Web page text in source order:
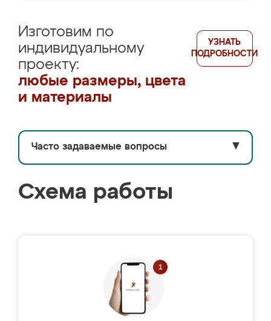
Изготовим по
индивидуальному
проекту:
любые размеры, цвета
и материалы
УЗНАТЬ
ПОДРОБНОСТИ
Часто задаваемые вопросы ▼
Схема работы